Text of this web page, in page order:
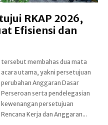
RKAP 2026,
Efisiensi dan
Rencana Kerja dan Anggaran...